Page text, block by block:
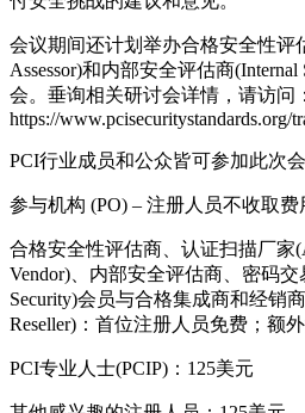
会议期间还计划举办合格安全性评
Assessor)和内部安全评估商(Internal
会。垂询相关研讨会详情，请访问：
https://www.pcisecuritystandards.org/
PCI行业成员和公众皆可参加此次
参与机构 (PO) – 注册人员不收取费
合格安全性评估商、认证扫描厂家
Vendor)、内部安全评估商、密码交
Security)会员与合格集成商和经销商
Reseller)：首位注册人员免费；额
PCI专业人士(PCIP)：125美元